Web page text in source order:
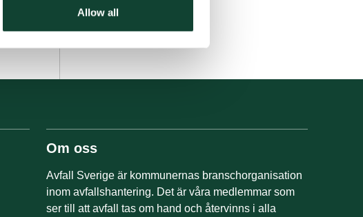
Allow all
Om oss
Avfall Sverige är kommunernas branschorganisation
inom avfallshantering. Det är våra medlemmar som
ser till att avfall tas om hand och återvinns i alla